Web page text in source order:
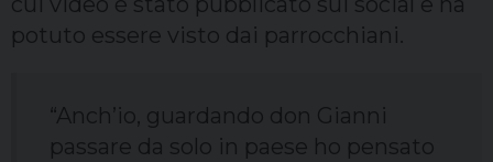
potuto essere visto dai parrocchiani.
“Anch’io, guardando don Gianni
passare da solo in paese ho pensato